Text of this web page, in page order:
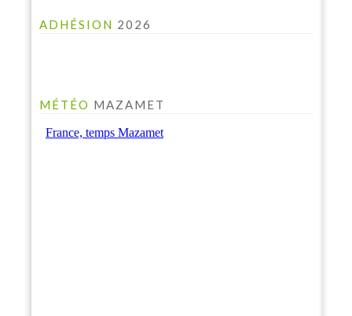
ADHÉSION 2026
MÉTÉO MAZAMET